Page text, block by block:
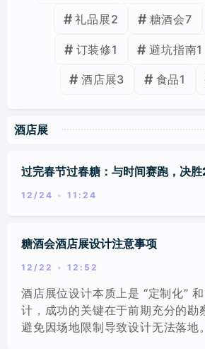
新品发布会/行业论坛/会
美陈/商业体布置
标签
礼品展2 糖酒会7
订装修1 避坑指南1
酒店展3 食品1
酒店展
过完春节过春糖：与时间赛跑，决
12/24 11:24
糖酒会酒店展设计注意事项
12/22 12:52
酒店展位设计本质上是 “定制化”
计，成功的关键在于前期充分的勘
避免因场地限制导致设计无法落地。